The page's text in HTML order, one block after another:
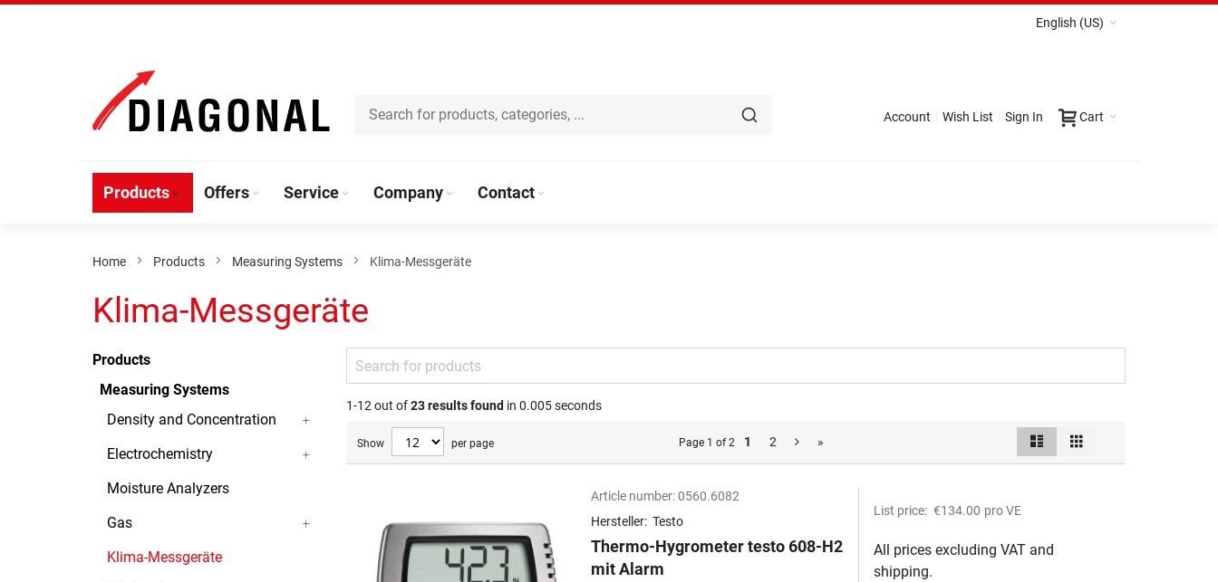
Content
English (US)
Cart
Account Wish List Sign In
Products Offers Service Company Contact
Home Products Measuring Systems Klima-Messgeräte
Klima-Messgeräte
Products
Measuring Systems
Density and Concentration
Electrochemistry
Moisture Analyzers
Gas
Klima-Messgeräte
1-12 out of23results found in 0.005 seconds
Show per page Page 1 of 2 1 2 » View
Article number:0560.6082
Hersteller: Testo
Thermo-Hygrometer testo 608-H2
mit Alarm
List price: €134.00 pro VE
All prices excluding VAT and
shipping.